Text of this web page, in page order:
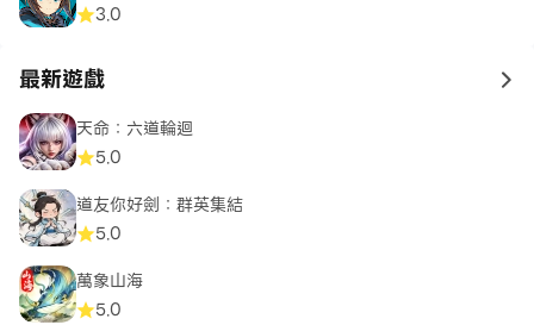
3.0
最新遊戲 to
天命：六道輪迴
5.0
道友你好劍：群英集結
5.0
萬象山海
5.0